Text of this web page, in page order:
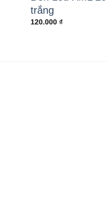
trắng
120.000₫